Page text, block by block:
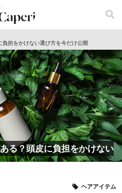
担をかけない選び方を今だけ公開
る？頭皮に負担をかけない
ヘアアイテム